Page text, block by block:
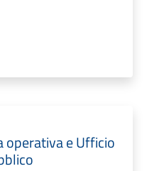
operativa e Ufficio